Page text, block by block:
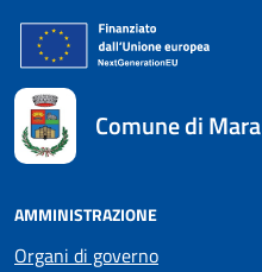
Comune di Mara
AMMINISTRAZIONE
Organi di governo